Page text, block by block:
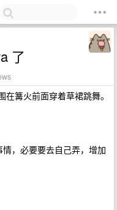
了
篝火前面穿着草裙跳舞。
，必要要去自己弄，增加